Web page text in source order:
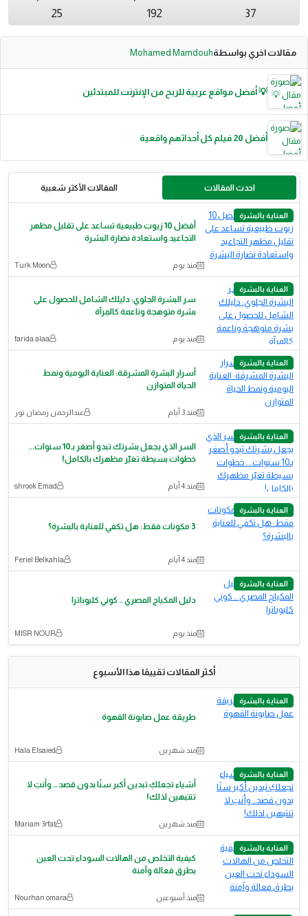
37
192
25
مقالات اخري بواسطةMohamed Mamdouh
💡 أفضل مواقع عربية للربح من الإنترنت للمبتدئين
أفضل 20 فيلم كل أحداثهم واقعية
احدث المقالات المقالات الأكثر شعبية
العناية بالبشرة
أفضل 10 زيوت طبيعية تساعد على تقليل مظهر
التجاعيد واستعادة نضارة البشرة
منذ يوم Turk Moon
العناية بالبشرة
سر البشرة الجلوي: دليلك الشامل للحصول على
بشرة متوهجة وناعمة كالمِرآة
منذ يوم farida alaa
العناية بالبشرة
أسرار البشرة المشرقة: العناية اليومية ونمط
الحياة المتوازن
منذ 3 أيام عبدالرحمن رمضان نور
العناية بالبشرة
السر الذي يجعل بشرتك تبدو أصغر بـ10 سنوات...
خطوات بسيطة تغيّر مظهرك بالكامل!
منذ 4 أيام shrook Emad
العناية بالبشرة
3 مكونات فقط: هل تكفي للعناية بالبشرة؟
منذ 4 أيام Feriel Belkahla
العناية بالبشرة
دليل المكياج المصري .. كوني كليوباترا
منذ يوم MISR NOUR
أكثر المقالات تقييمًا هذا الأسبوع
العناية بالبشرة
طريقة عمل صابونة القهوة
منذ شهرين Hala Elsaied
العناية بالبشرة
أشياء تجعلكِ تبدين أكبر سنًا بدون قصد… وأنتِ لا
تنتبهين لذلك!
منذ شهرين Mariam 3rfat
العناية بالبشرة
كيفية التخلص من الهالات السوداء تحت العين
بطرق فعالة وآمنة
منذ أسبوعين Nourhan omara